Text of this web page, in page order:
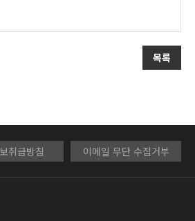
목록
취급방침 이메일 무단 수집거부